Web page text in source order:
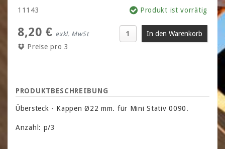
11143 Produkt ist vorrätig
8,20 € exkl. MwSt
Preise pro 3
PRODUKTBESCHREIBUNG
Übersteck - Kappen Ø22 mm. für Mini Stativ 0090.
Anzahl: p/3